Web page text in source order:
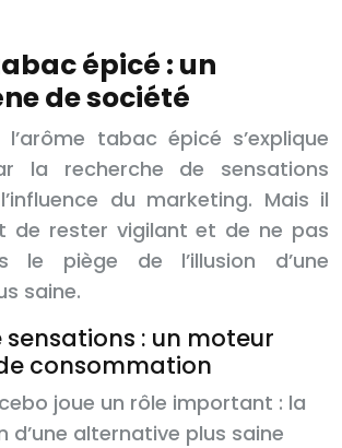
épicé : un
de société
tabac épicé s’explique
la recherche de sensations
du marketing. Mais il
de rester vigilant et de ne pas
le piège de l’illusion d’une
saine.
sensations : un moteur
consommation
joue un rôle important : la
d’une alternative plus saine